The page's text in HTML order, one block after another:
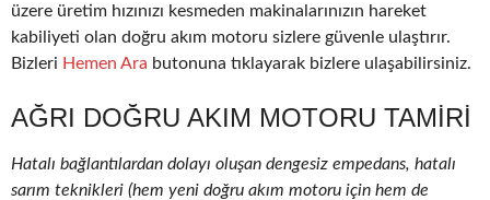
üzere üretim hızınızı kesmeden makinalarınızın hareket
kabiliyeti olan doğru akım motoru sizlere güvenle ulaştırır.
Bizleri Hemen Ara butonuna tıklayarak bizlere ulaşabilirsiniz.
AĞRI DOĞRU AKIM MOTORU TAMIRI
Hatalı bağlantılardan dolayı oluşan dengesiz empedans, hatalı
sarım teknikleri (hem yeni doğru akım motoru için hem de